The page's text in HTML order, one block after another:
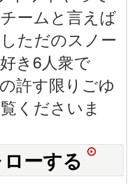
ームと言えば
ただのスノー
き6人衆で
許す限りごゆ
くださいま
ーする